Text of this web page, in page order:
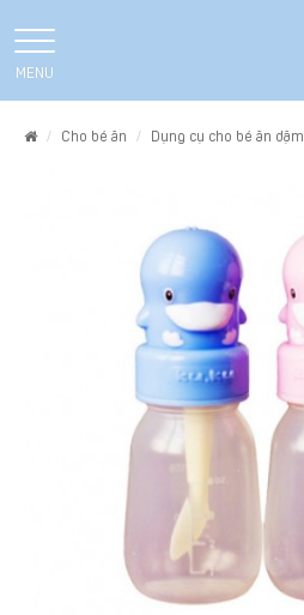
MENU
HomeCho bé ăn Dụng cụ cho bé ăn dặm